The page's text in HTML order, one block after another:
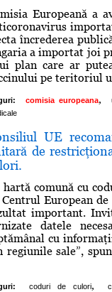
Europeană a
încrederea
a importat joi
plan care ar
pe teritoriul
comisia europeana,
UE
de
hartă comună cu
Centrul European
important.
datele
cu
regiunile sale”,
coduri de culori,